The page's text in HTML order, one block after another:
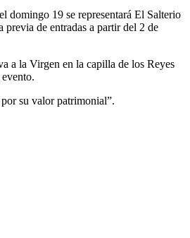
domingo 19 se representará El Salterio
de entradas a partir del 2 de
a la Virgen en la capilla de los Reyes
su valor patrimonial”.